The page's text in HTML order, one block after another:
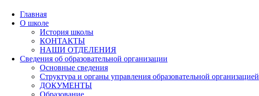
Главная
О школе
История школы
КОНТАКТЫ
НАШИ ОТДЕЛЕНИЯ
Сведения об образовательной организации
Основные сведения
Структура и органы управления образовательной организацией
ДОКУМЕНТЫ
Образование